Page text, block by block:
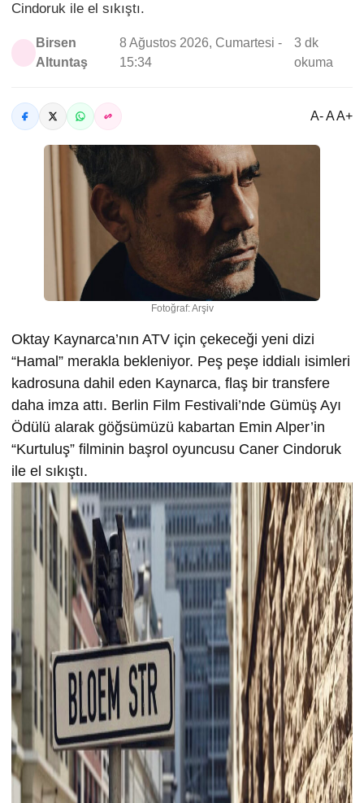
Cindoruk ile el sıkıştı.
Birsen
Altuntaş
8 Ağustos 2026, Cumartesi -
15:34
3 dk
okuma
A- A A+
Fotoğraf: Arşiv
Oktay Kaynarca’nın ATV için çekeceği yeni dizi
“Hamal” merakla bekleniyor. Peş peşe iddialı isimleri
kadrosuna dahil eden Kaynarca, flaş bir transfere
daha imza attı. Berlin Film Festivali’nde Gümüş Ayı
Ödülü alarak göğsümüzü kabartan Emin Alper’in
“Kurtuluş” filminin başrol oyuncusu Caner Cindoruk
ile el sıkıştı.